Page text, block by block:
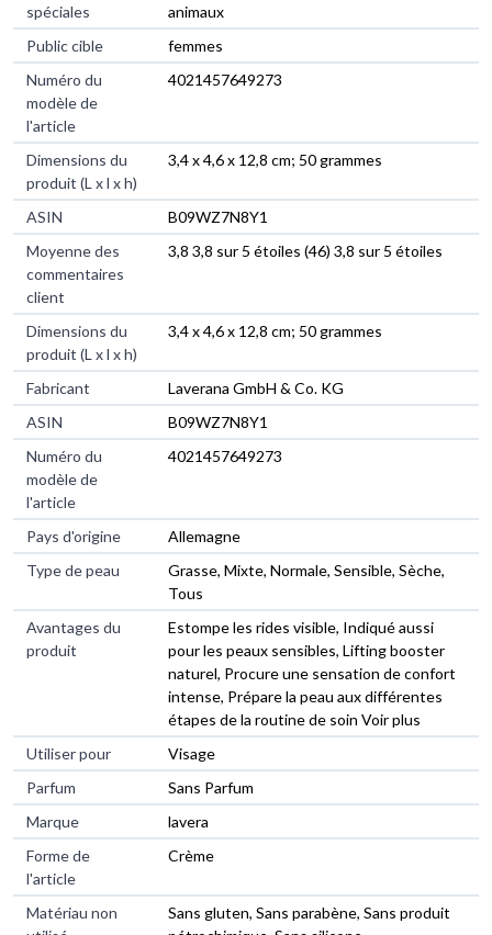
spéciales
animaux
Public cible
‎femmes
Numéro du
modèle de
l'article
‎4021457649273
Dimensions du
produit (L x l x h)
‎3,4 x 4,6 x 12,8 cm; 50 grammes
ASIN
‎B09WZ7N8Y1
Moyenne des
commentaires
client
3,8 3,8 sur 5 étoiles (46) 3,8 sur 5 étoiles
Dimensions du
produit (L x l x h)
3,4 x 4,6 x 12,8 cm; 50 grammes
Fabricant
Laverana GmbH & Co. KG
ASIN
B09WZ7N8Y1
Numéro du
modèle de
l'article
4021457649273
Pays d'origine
Allemagne
Type de peau
Grasse, Mixte, Normale, Sensible, Sèche,
Tous
Avantages du
produit
Estompe les rides visible, Indiqué aussi
pour les peaux sensibles, Lifting booster
naturel, Procure une sensation de confort
intense, Prépare la peau aux différentes
étapes de la routine de soin Voir plus
Utiliser pour
Visage
Parfum
Sans Parfum
Marque
lavera
Forme de
l'article
Crème
Matériau non
Sans gluten, Sans parabène, Sans produit